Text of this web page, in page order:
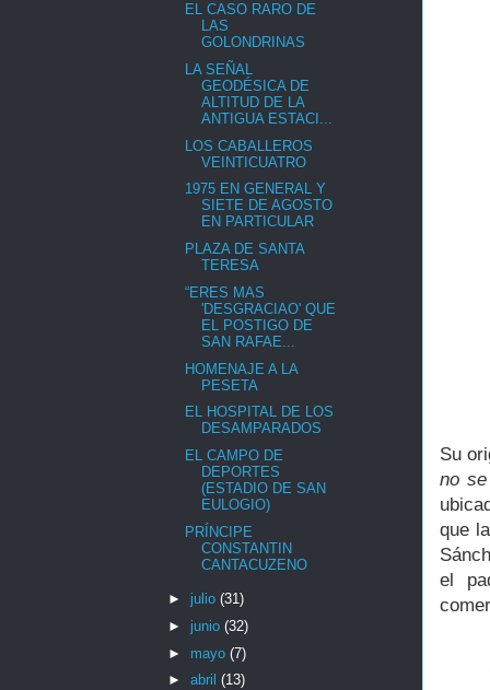
Su
no se
que
el
EL CASO RARO DE
LAS
GOLONDRINAS
LA SEÑAL
GEODÉSICA DE
ALTITUD DE LA
ANTIGUA ESTACI...
LOS CABALLEROS
VEINTICUATRO
1975 EN GENERAL Y
SIETE DE AGOSTO
EN PARTICULAR
PLAZA DE SANTA
TERESA
“ERES MAS
'DESGRACIAO' QUE
EL POSTIGO DE
SAN RAFAE...
HOMENAJE A LA
PESETA
EL HOSPITAL DE LOS
DESAMPARADOS
EL CAMPO DE
DEPORTES
(ESTADIO DE SAN
EULOGIO)
PRÍNCIPE
CONSTANTIN
CANTACUZENO
► julio (31)
► junio (32)
► mayo (7)
► abril (13)